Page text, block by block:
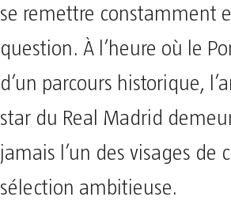
se remettre constamment
question. À l’heure où le
d’un parcours historique,
star du Real Madrid
jamais l’un des visages de
sélection ambitieuse.